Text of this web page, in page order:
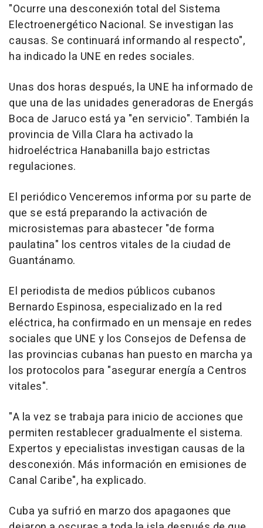
"Ocurre una desconexión total del Sistema
Electroenergético Nacional. Se investigan las
causas. Se continuará informando al respecto",
ha indicado la UNE en redes sociales.
Unas dos horas después, la UNE ha informado de
que una de las unidades generadoras de Energás
Boca de Jaruco está ya "en servicio". También la
provincia de Villa Clara ha activado la
hidroeléctrica Hanabanilla bajo estrictas
regulaciones.
El periódico Venceremos informa por su parte de
que se está preparando la activación de
microsistemas para abastecer "de forma
paulatina" los centros vitales de la ciudad de
Guantánamo.
El periodista de medios públicos cubanos
Bernardo Espinosa, especializado en la red
eléctrica, ha confirmado en un mensaje en redes
sociales que UNE y los Consejos de Defensa de
las provincias cubanas han puesto en marcha ya
los protocolos para "asegurar energía a Centros
vitales".
"A la vez se trabaja para inicio de acciones que
permiten restablecer gradualmente el sistema.
Expertos y epecialistas investigan causas de la
desconexión. Más información en emisiones de
Canal Caribe", ha explicado.
Cuba ya sufrió en marzo dos apagaones que